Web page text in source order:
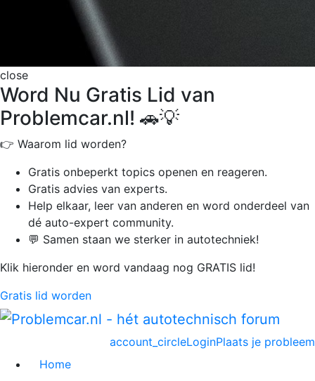
close
Word Nu Gratis Lid van
Problemcar.nl! 🚗💡
👉 Waarom lid worden?
Gratis onbeperkt topics openen en reageren.
Gratis advies van experts.
Help elkaar, leer van anderen en word onderdeel van
dé auto-expert community.
💬 Samen staan we sterker in autotechniek!
Klik hieronder en word vandaag nog GRATIS lid!
Gratis lid worden
Plaats je probleem
account_circleLogin
Home